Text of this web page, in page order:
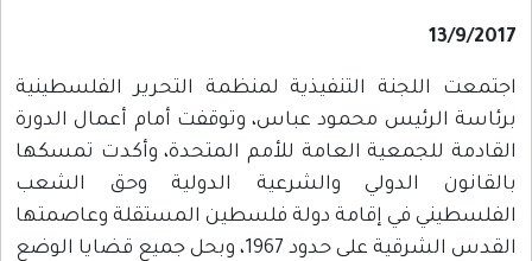
13/9/2017
اجتمعت اللجنة التنفيذية لمنظمة التحرير الفلسطينية
برئاسة الرئيس محمود عباس، وتوقفت أمام أعمال الدورة
القادمة للجمعية العامة للأمم المتحدة، وأكدت تمسكها
بالقانون الدولي والشرعية الدولية وحق الشعب
الفلسطيني في إقامة دولة فلسطين المستقلة وعاصمتها
القدس الشرقية على حدود 1967، وبحل جميع قضايا الوضع